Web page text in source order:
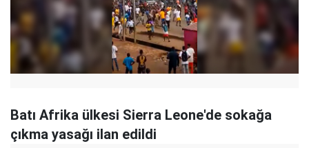
Batı Afrika ülkesi Sierra Leone'de sokağa
çıkma yasağı ilan edildi